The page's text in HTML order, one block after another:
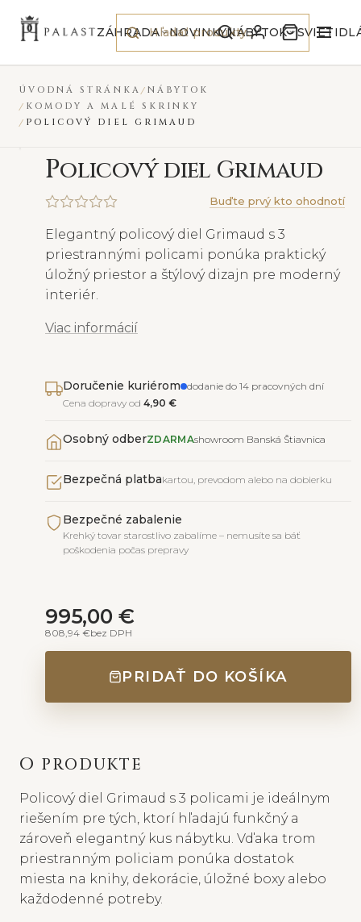
Preskočiť na obsah
ZÁHRADA NOVINKYNÁBYTOK
ÚVODNÁ STRÁNKA
NÁBYTOK
KOMODY A MALÉ SKRINKY
POLICOVÝ DIEL GRIMAUD
Policový diel Grimaud
Buďte prvý kto ohodnotí
Elegantný policový diel Grimaud s 3
priestrannými policami ponúka praktický
úložný priestor a štýlový dizajn pre moderný
interiér.
Viac informácií
Doručenie kuriérom dodanie do 14 pracovných dní
Cena dopravy od 4,90 €
Osobný odberZDARMAshowroom Banská Štiavnica
Bezpečná platbakartou, prevodom alebo na dobierku
Bezpečné zabalenie
Krehký tovar starostlivo zabalíme – nemusíte sa báť
poškodenia počas prepravy
995,00 €
808,94 €bez DPH
PRIDAŤ DO KOŠÍKA
O PRODUKTE
Policový diel Grimaud s 3 policami je ideálnym
riešením pre tých, ktorí hľadajú funkčný a
zároveň elegantný kus nábytku. Vďaka trom
priestranným policiam ponúka dostatok
miesta na knihy, dekorácie, úložné boxy alebo
každodenné potreby.
NOVINKA